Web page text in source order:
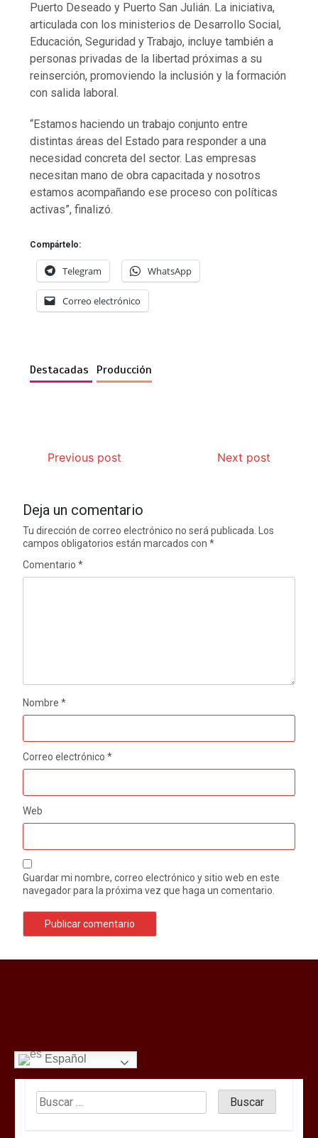
Puerto Deseado y Puerto San Julián. La iniciativa,
articulada con los ministerios de Desarrollo Social,
Educación, Seguridad y Trabajo, incluye también a
personas privadas de la libertad próximas a su
reinserción, promoviendo la inclusión y la formación
con salida laboral.
“Estamos haciendo un trabajo conjunto entre
distintas áreas del Estado para responder a una
necesidad concreta del sector. Las empresas
necesitan mano de obra capacitada y nosotros
estamos acompañando ese proceso con políticas
activas”, finalizó.
Compártelo:
Telegram WhatsApp
Correo electrónico
Destacadas Producción
Previous post Next post
Deja un comentario
Tu dirección de correo electrónico no será publicada.
Los
campos obligatorios están marcados con*
Comentario*
Nombre*
Correo electrónico*
Web
Guardar mi nombre, correo electrónico y sitio web en este
navegador para la próxima vez que haga un comentario.
Español